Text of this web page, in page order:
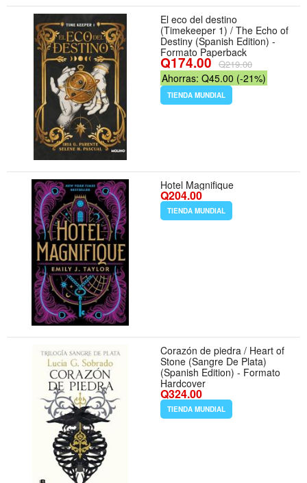
El eco del destino
(Timekeeper 1) / The Echo of
Destiny (Spanish Edition) -
Formato Paperback
Q174.00 Q219.00
Ahorras: Q45.00 (-21%)
TIENDA MUNDIAL
Hotel Magnifique
Q204.00
TIENDA MUNDIAL
Corazón de piedra / Heart of
Stone (Sangre De Plata)
(Spanish Edition) - Formato
Hardcover
Q324.00
TIENDA MUNDIAL